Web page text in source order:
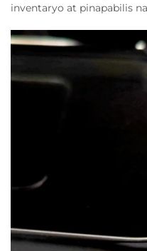
inventaryo at pinapabilis